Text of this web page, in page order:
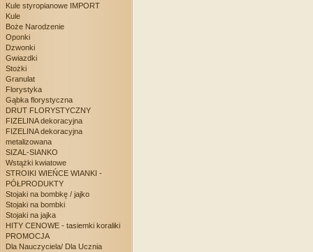
Kule styropianowe IMPORT
Kule
Boże Narodzenie
Oponki
Dzwonki
Gwiazdki
Stożki
Granulat
Florystyka
Gąbka florystyczna
DRUT FLORYSTYCZNY
FIZELINA dekoracyjna
FIZELINA dekoracyjna
metalizowana
SIZAL-SIANKO
Wstążki kwiatowe
STROIKI WIEŃCE WIANKI -
PÓŁPRODUKTY
Stojaki na bombkę / jajko
Stojaki na bombki
Stojaki na jajka
HITY CENOWE - tasiemki koraliki
PROMOCJA
Dla Nauczyciela/ Dla Ucznia